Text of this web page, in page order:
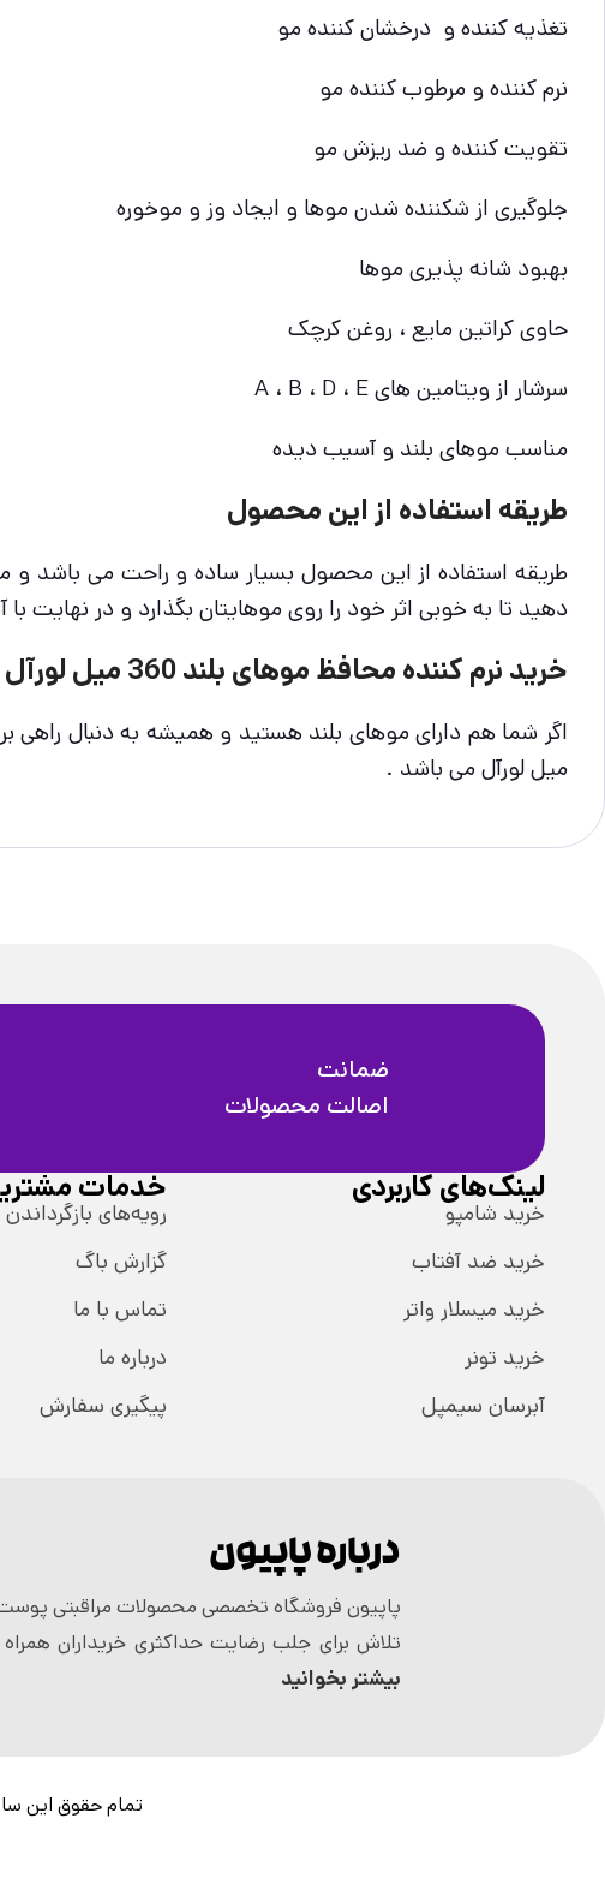
تغذیه کننده و درخشان کننده مو
نرم کننده و مرطوب کننده مو
تقویت کننده و ضد ریزش مو
جلوگیری از شکننده شدن موها و ایجاد وز و موخوره
بهبود شانه پذیری موها
حاوی کراتین مایع ، روغن کرچک
سرشار از ویتامین های A ، B ، D ، E
مناسب موهای بلند و آسیب دیده
طریقه استفاده از این محصول
طریقه استفاده از این محصول بسیار ساده و راحت می باشد و
دهید تا به خوبی اثر خود را روی موهایتان بگذارد و در نهایت
خرید نرم کننده محافظ موهای بلند 360 میل لورآل
میل لورآل می باشد .
ضمانت
اصالت محصولات
لینک‌های کاربردی
خرید شامپو
خرید ضد آفتاب
خرید میسلار واتر
خرید تونر
آبرسان سیمپل
خدمات
رویه‌های بازگرداندن
گزارش باگ
تماس با ما
درباره ما
پیگیری سفارش
درباره پاپیون
پاپیون فروشگاه تخصصی محصولات مراقبتی
تلاش برای جلب رضایت حداکثری خریداران
بیشتر بخوانید
تمام حقوق این